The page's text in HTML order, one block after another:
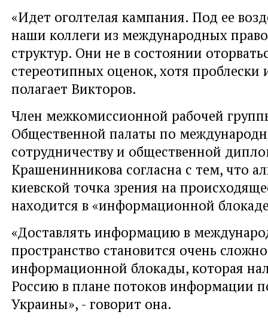
«Идет оголтелая кампания. Под ее
наши коллеги из международных
структур. Они не в состоянии
стереотипных оценок, хотя проблески
полагает Викторов.
Член межкомиссионной рабочей
Общественной палаты по
сотрудничеству и общественной
Крашенинникова согласна с тем, что
киевской точка зрения на
находится в «информационной
«Доставлять информацию в
пространство становится очень
информационной блокады, которая
Россию в плане потоков информации
Украины», - говорит она.